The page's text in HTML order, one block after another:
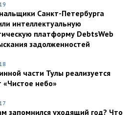
Санкт-Петербурга
интеллектуальную
платформу DebtsWeb
задолженностей
части Тулы реализуется
«Чистое небо»
запомнился уходящий год? Что